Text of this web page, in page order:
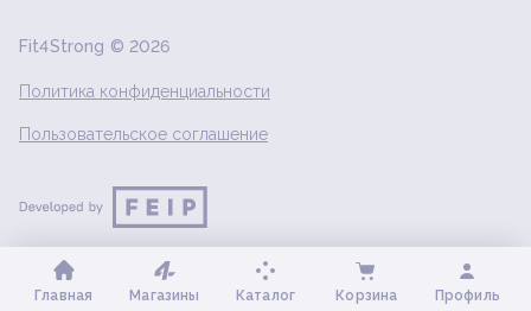
Fit4Strong © 2026
Политика конфиденциальности
Пользовательское соглашение
Главная Магазины Каталог Корзина Профиль